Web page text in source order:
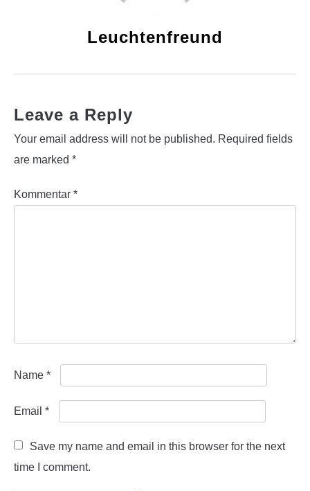
Leuchtenfreund
Leave a Reply
Your email address will not be published. Required fields
are marked *
Kommentar *
Name *
Email *
Save my name and email in this browser for the next
time I comment.